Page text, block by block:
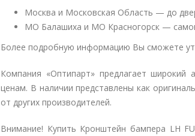
Москва и Московская Область — до
МО Балашиха и МО Красногорск —
Более подробную информацию Вы сможете
Компания «Оптипарт» предлагает широкий
ценам. В наличии представлены как
от других производителей.
Внимание! Купить Кронштейн бампера LH